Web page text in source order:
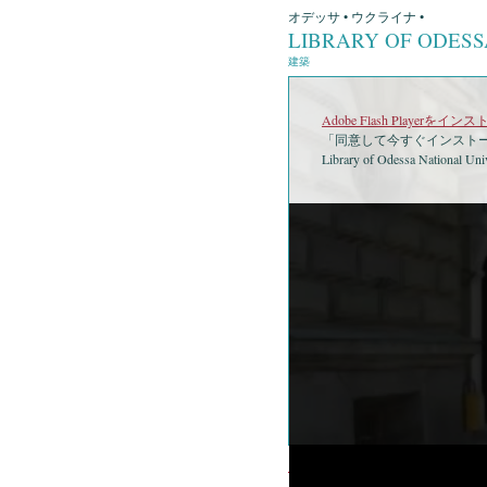
オデッサ • ウクライナ •
LIBRARY OF
建築
Adobe Flash Playerをインス
「同意して今すぐインス
Library of Odessa National